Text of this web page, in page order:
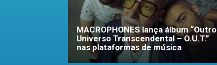
MACROPHONES lança álbum “Outro
Universo Transcendental – O.U.T.”
nas plataformas de música